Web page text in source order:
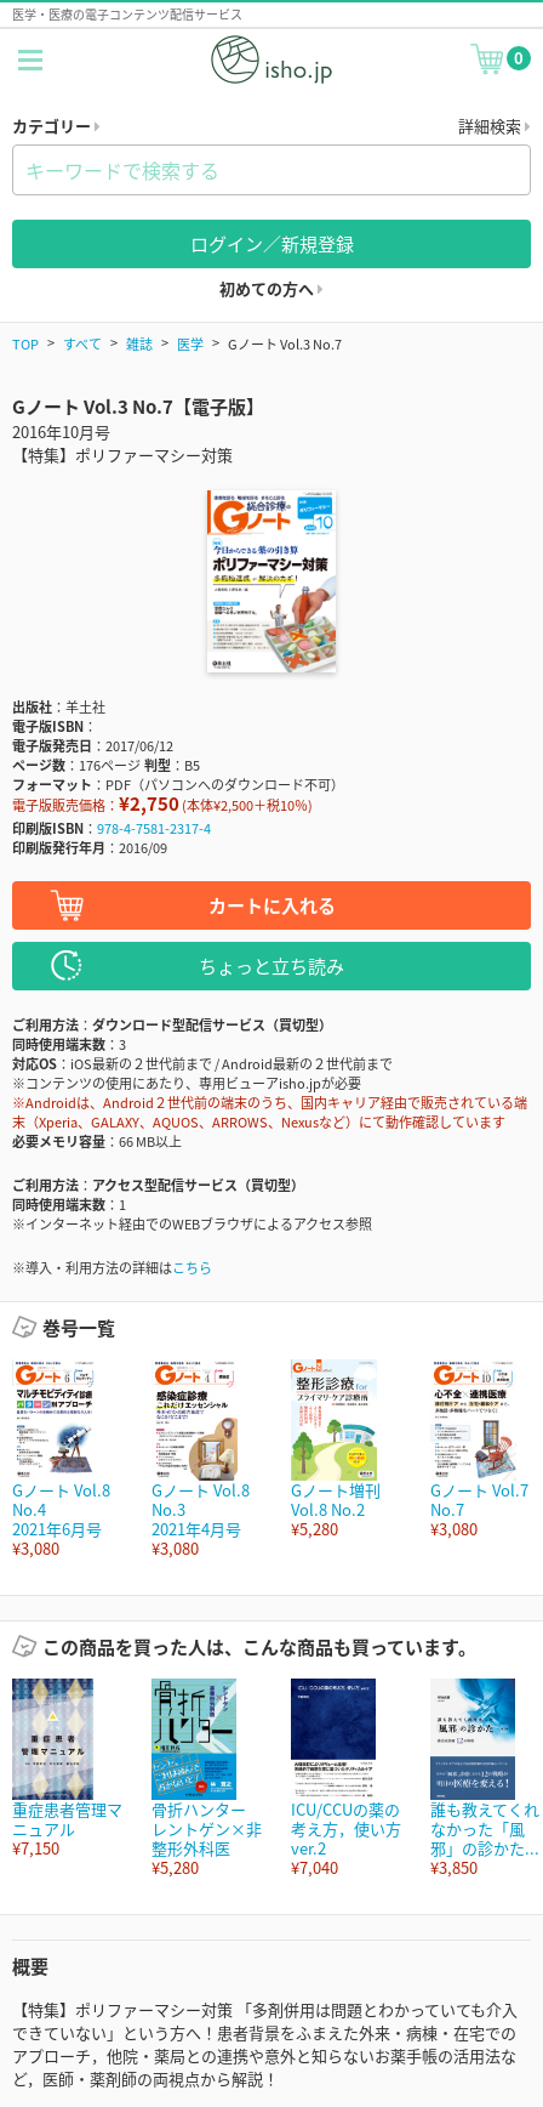
医学・医療の電子コンテンツ配信サービス
0
カテゴリー 詳細検索
ログイン／新規登録
初めての方へ
TOP すべて 雑誌 医学 Gノート Vol.3 No.7
Gノート Vol.3 No.7【電子版】
2016年10月号
【特集】ポリファーマシー対策
出版社
羊土社
電子版ISBN
電子版発売日
2017/06/12
ページ数
176ページ判型
B5
フォーマット
PDF（パソコンへのダウンロード不可）
電子版販売価格： ¥2,750(本体¥2,500＋税10％)
印刷版ISBN
978-4-7581-2317-4
印刷版発行年月
2016/09
カートに入れる
ちょっと立ち読み
ご利用方法
ダウンロード型配信サービス（買切型）
同時使用端末数
3
対応OS
iOS最新の２世代前まで / Android最新の２世代前まで
※コンテンツの使用にあたり、専用ビューアisho.jpが必要
※Androidは、Android２世代前の端末のうち、国内キャリア経由で販売されている端
末（Xperia、GALAXY、AQUOS、ARROWS、Nexusなど）にて動作確認しています
必要メモリ容量
66 MB以上
ご利用方法
アクセス型配信サービス（買切型）
同時使用端末数
1
※インターネット経由でのWEBブラウザによるアクセス参照
※導入・利用方法の詳細はこちら
巻号一覧
Gノート Vol.8
No.4
2021年6月号
¥3,080
Gノート Vol.8
No.3
2021年4月号
¥3,080
Gノート増刊
Vol.8 No.2
¥5,280
Gノート Vol.7
No.7
¥3,080
この商品を買った人は、こんな商品も買っています。
重症患者管理マ
ニュアル
¥7,150
骨折ハンター
レントゲン×非
整形外科医
¥5,280
ICU/CCUの薬の
考え方，使い方
ver.2
¥7,040
誰も教えてくれ
なかった「風
邪」の診かた...
¥3,850
概要
【特集】ポリファーマシー対策 「多剤併用は問題とわかっていても介入
できていない」という方へ！患者背景をふまえた外来・病棟・在宅での
アプローチ，他院・薬局との連携や意外と知らないお薬手帳の活用法な
ど，医師・薬剤師の両視点から解説！